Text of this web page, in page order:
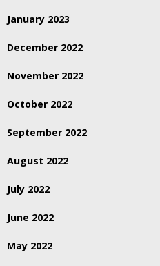
January 2023
December 2022
November 2022
October 2022
September 2022
August 2022
July 2022
June 2022
May 2022